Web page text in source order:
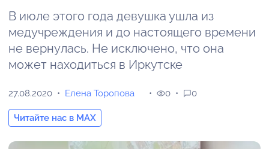
В июле этого года девушка ушла из
медучреждения и до настоящего времени
не вернулась. Не исключено, что она
может находиться в Иркутске
27.08.2020 Елена Торопова
Читайте нас в MAX
0 0